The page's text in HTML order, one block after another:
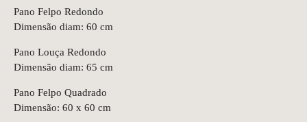
Pano Felpo Redondo
Dimensão diam: 60 cm
Pano Louça Redondo
Dimensão diam: 65 cm
Pano Felpo Quadrado
Dimensão: 60 x 60 cm